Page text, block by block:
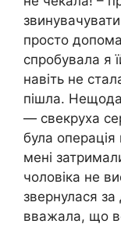
просто
спробувала я
навіть не
пішла.
— свекруха
була
мені
чоловіка не
звернулася
вважала, що